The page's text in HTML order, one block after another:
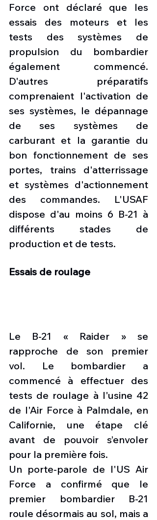
Force ont déclaré que les
essais des moteurs et les
tests des systèmes de
propulsion du bombardier
également commencé.
D'autres préparatifs
comprenaient l'activation de
ses systèmes, le dépannage
de ses systèmes de
carburant et la garantie du
bon fonctionnement de ses
portes, trains d'atterrissage
et systèmes d'actionnement
des commandes. L'USAF
dispose d'au moins 6 B-21 à
différents stades de
production et de tests.
Essais de roulage
Le B-21 « Raider » se
rapproche de son premier
vol. Le bombardier a
commencé à effectuer des
tests de roulage à l'usine 42
de l'Air Force à Palmdale, en
Californie, une étape clé
avant de pouvoir s’envoler
pour la première fois.
Un porte-parole de l'US Air
Force a confirmé que le
premier bombardier B-21
roule désormais au sol, mais a